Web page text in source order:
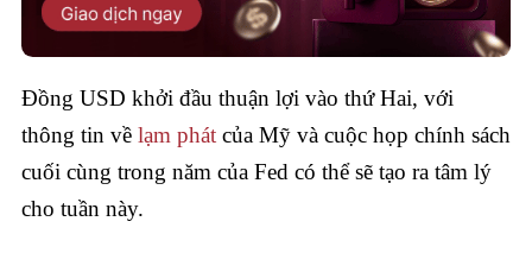
Đồng USD khởi đầu thuận lợi vào thứ Hai, với
thông tin về lạm phátcủa Mỹ và cuộc họp chính sách
cuối cùng trong năm của Fed có thể sẽ tạo ra tâm lý
cho tuần này.